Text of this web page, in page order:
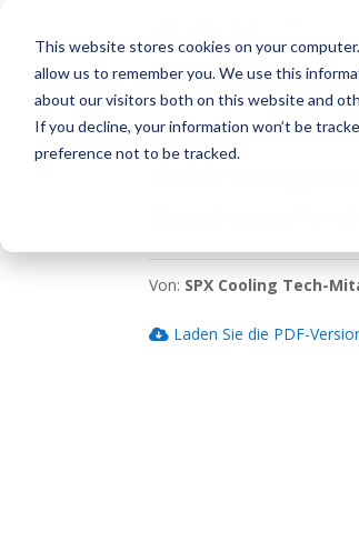
This website stores cookies on your
allow us to remember you. We use this
about our visitors both on this website and
If you decline, your information won’t be
preference not to be tracked.
Von: SPX Cooling Tech-
Laden Sie die PDF-